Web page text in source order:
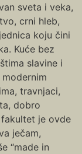
sveta i veka,
crni hleb,
koju čini
Kuće bez
slavine i
travnjaci,
dobro
je ovde
ječam,
“made in